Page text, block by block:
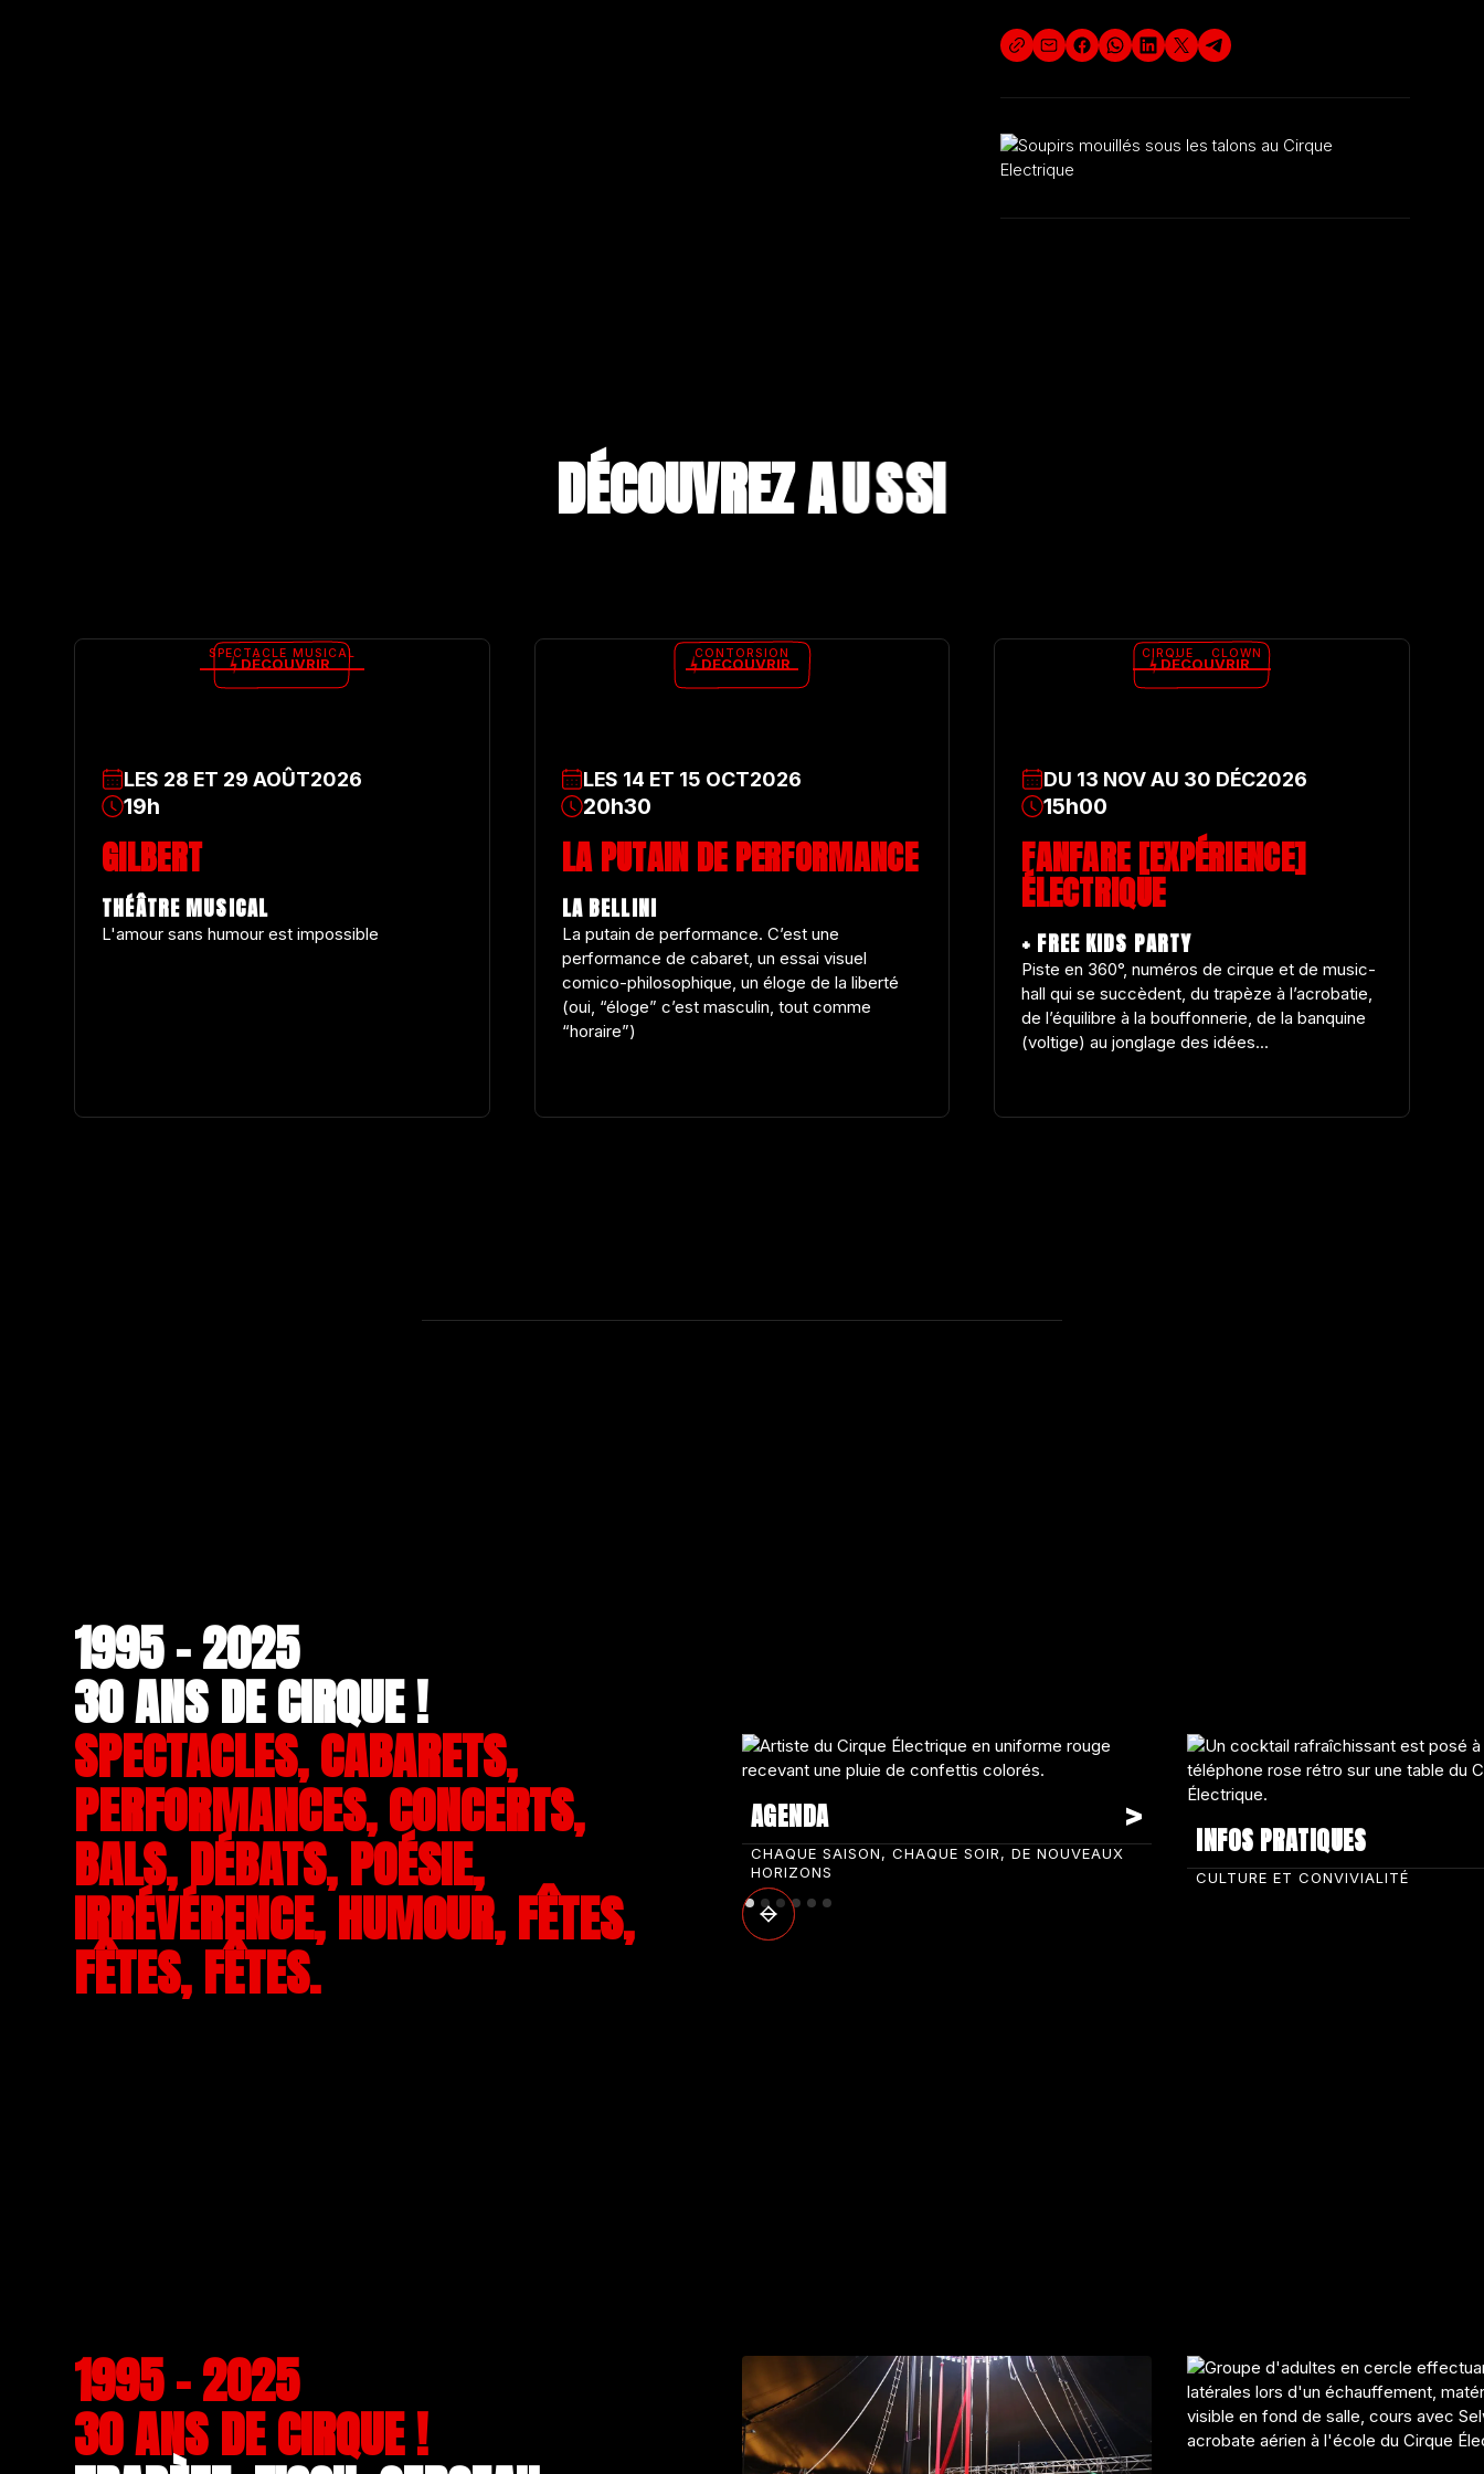
Ionah Mélin. Remerciements à
Gérard Friant, Martine Friant et Richard Bellezza.
DÉCOUVREZ AUSSI
LES 28 ET 29 AOÛT2026
19h
GILBERT
THÉÂTRE MUSICAL
L'amour sans humour est impossible
DÉCOUVRIR
SPECTACLE MUSICAL
LES 14 ET 15 OCT2026
20h30
LA PUTAIN DE PERFORMANCE
LA BELLINI
La putain de performance. C’est une
performance de cabaret, un essai visuel
comico-philosophique, un éloge de la liberté
(oui, “éloge” c’est masculin, tout comme
“horaire”)
DÉCOUVRIR
CONTORSION
DU 13 NOVAU 30 DÉC2026
15h00
FANFARE [EXPÉRIENCE]
ÉLECTRIQUE
+ FREE KIDS PARTY
Piste en 360°, numéros de cirque et de music-
hall qui se succèdent, du trapèze à l’acrobatie,
de l’équilibre à la bouffonnerie, de la banquine
(voltige) au jonglage des idées...
DÉCOUVRIR
CIRQUE CLOWN
1995 - 2025
30 ANS DE CIRQUE !
SPECTACLES, CABARETS,
PERFORMANCES, CONCERTS,
BALS, DÉBATS, POÉSIE,
IRRÉVÉRENCE, HUMOUR, FÊTES,
FÊTES, FÊTES.
AGENDA
CHAQUE SAISON, CHAQUE SOIR, DE NOUVEAUX
HORIZONS
INFOS PRATIQUES
CULTURE ET CONVIVIALITÉ
1995 - 2025
30 ANS DE CIRQUE !